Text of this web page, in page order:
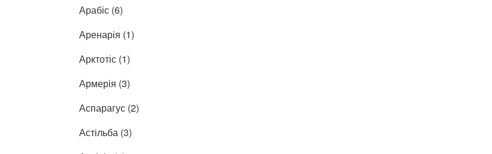
Арабіс (6)
Аренарія (1)
Арктотіс (1)
Армерія (3)
Аспарагус (2)
Астільба (3)